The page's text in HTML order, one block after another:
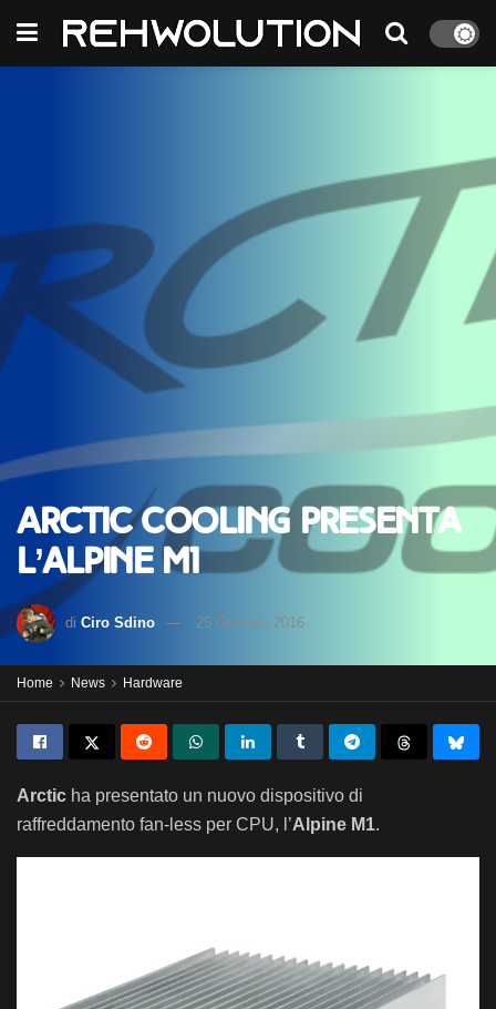
Arctic Cooling presenta
l’Alpine M1
di Ciro Sdino 25 Gennaio 2016
Home News Hardware
Arctic ha presentato un nuovo dispositivo di
raffreddamento fan-less per CPU, l’Alpine M1.